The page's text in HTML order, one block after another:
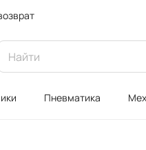
Пневматика